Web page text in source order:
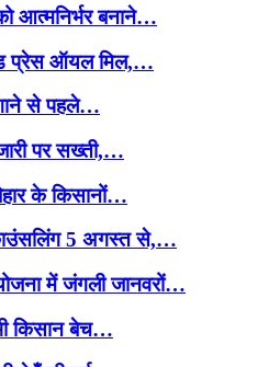
आत्मनिर्भर बनाने…
प्रेस ऑयल मिल,…
से पहले…
पर सख्ती,…
के किसानों…
5 अगस्त से,…
में जंगली जानवरों…
किसान बेच…